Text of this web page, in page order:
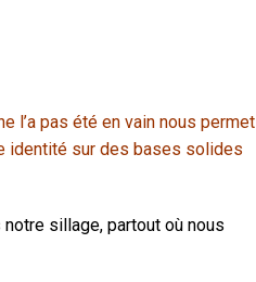
l’a pas été en vain nous permet
identité sur des bases solides
sillage, partout où nous